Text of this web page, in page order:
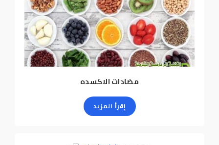
مضادات الاكسده
إقرأ المزيد